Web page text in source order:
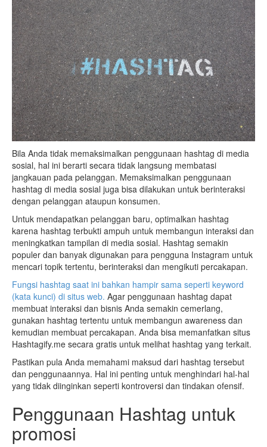
Bila Anda tidak memaksimalkan penggunaan hashtag di media
sosial, hal ini berarti secara tidak langsung membatasi
jangkauan pada pelanggan. Memaksimalkan penggunaan
hashtag di media sosial juga bisa dilakukan untuk berinteraksi
dengan pelanggan ataupun konsumen.
Untuk mendapatkan pelanggan baru, optimalkan hashtag
karena hashtag terbukti ampuh untuk membangun interaksi dan
meningkatkan tampilan di media sosial. Hashtag semakin
populer dan banyak digunakan para pengguna Instagram untuk
mencari topik tertentu, berinteraksi dan mengikuti percakapan.
Fungsi hashtag saat ini bahkan hampir sama seperti keyword
(kata kunci) di situs web. Agar penggunaan hashtag dapat
membuat interaksi dan bisnis Anda semakin cemerlang,
gunakan hashtag tertentu untuk membangun awareness dan
kemudian membuat percakapan. Anda bisa memanfatkan situs
Hashtagify.me secara gratis untuk melihat hashtag yang terkait.
Pastikan pula Anda memahami maksud dari hashtag tersebut
dan penggunaannya. Hal ini penting untuk menghindari hal-hal
yang tidak diinginkan seperti kontroversi dan tindakan ofensif.
Penggunaan Hashtag untuk
promosi